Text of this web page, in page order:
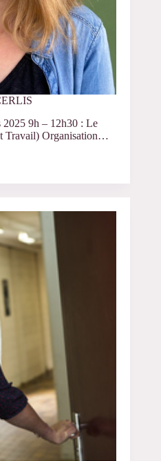
9h – 12h30 : Le
Travail) Organisation…